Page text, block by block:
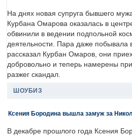
На днях новая супруга бывшего
Курбана Омарова оказалась в
обвинили в ведении подпольной
деятельности. Пара даже побывала
рассказал Курбан Омаров, они
добровольно и теперь намерены
разжег скандал.
ШОУБИЗ
Ксения Бородина вышла замуж за
В декабре прошлого года Ксения